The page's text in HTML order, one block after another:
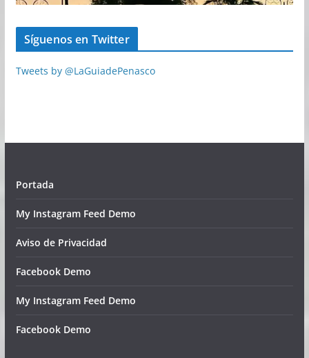
Síguenos en Twitter
Tweets by @LaGuiadePenasco
Portada
My Instagram Feed Demo
Aviso de Privacidad
Facebook Demo
My Instagram Feed Demo
Facebook Demo